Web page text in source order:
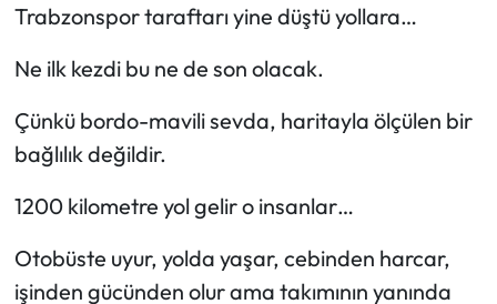
Trabzonspor taraftarı yine düştü yollara…
Ne ilk kezdi bu ne de son olacak.
Çünkü bordo-mavili sevda, haritayla ölçülen bir
bağlılık değildir.
1200 kilometre yol gelir o insanlar…
Otobüste uyur, yolda yaşar, cebinden harcar,
işinden gücünden olur ama takımının yanında